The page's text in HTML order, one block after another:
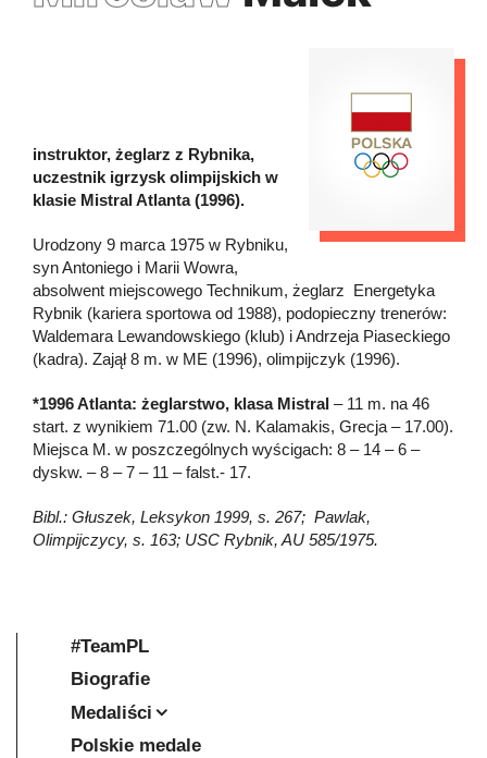
instruktor, żeglarz z Rybnika,
uczestnik igrzysk olimpijskich w
klasie Mistral Atlanta (1996).
Urodzony 9 marca 1975 w Rybniku,
syn Antoniego i Marii Wowra,
absolwent miejscowego Technikum, żeglarz Energetyka
Rybnik (kariera sportowa od 1988), podopieczny trenerów:
Waldemara Lewandowskiego (klub) i Andrzeja Piaseckiego
(kadra). Zajął 8 m. w ME (1996), olimpijczyk (1996).
*1996 Atlanta: żeglarstwo, klasa Mistral – 11 m. na 46
start. z wynikiem 71.00 (zw. N. Kalamakis, Grecja – 17.00).
Miejsca M. w poszczególnych wyścigach: 8 – 14 – 6 –
dyskw. – 8 – 7 – 11 – falst.- 17.
Bibl.: Głuszek, Leksykon 1999, s. 267; Pawlak,
Olimpijczycy, s. 163; USC Rybnik, AU 585/1975.
#TeamPL
Biografie
Medaliści
Polskie medale